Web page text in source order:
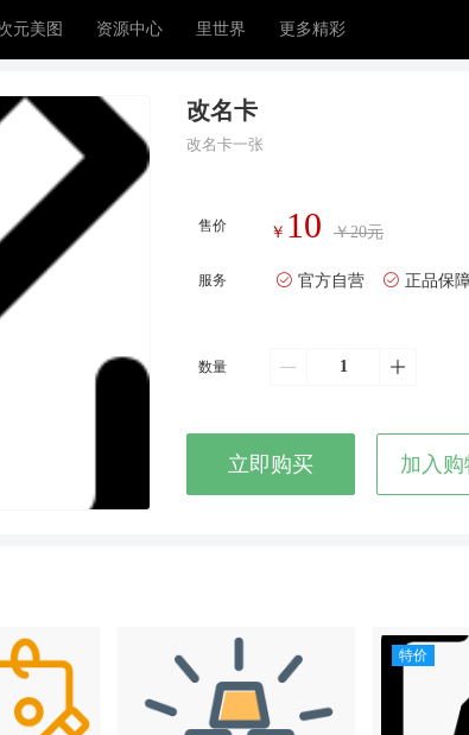
元美图 资源中心 里世界 更多精彩
改名卡
改名卡一张
售价 ￥ 10 ￥20元
服务 官方自营 正品保
数量
立即购买 加入
特价